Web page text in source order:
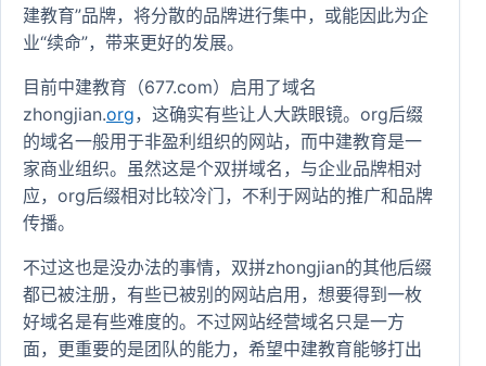
建教育”品牌，将分散的品牌进行集中，或能因此为企
业“续命”，带来更好的发展。
目前中建教育（677.com）启用了域名
zhongjian.org，这确实有些让人大跌眼镜。org后缀
的域名一般用于非盈利组织的网站，而中建教育是一
家商业组织。虽然这是个双拼域名，与企业品牌相对
应，org后缀相对比较冷门，不利于网站的推广和品牌
传播。
不过这也是没办法的事情，双拼zhongjian的其他后缀
都已被注册，有些已被别的网站启用，想要得到一枚
好域名是有些难度的。不过网站经营域名只是一方
面，更重要的是团队的能力，希望中建教育能够打出